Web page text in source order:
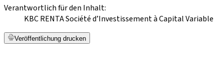
Verantwortlich für den Inhalt:
KBC RENTA Société d’Investissement à Capital Variable
Veröffentlichung drucken